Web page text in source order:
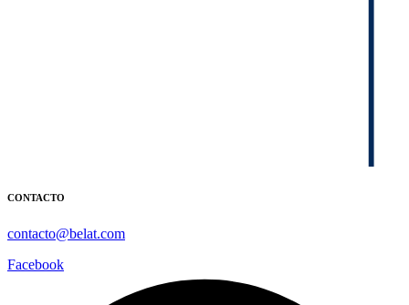
CONTACTO
contacto@belat.com
Facebook